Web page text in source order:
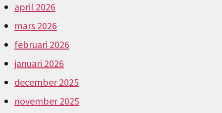
april 2026
mars 2026
februari 2026
januari 2026
december 2025
november 2025